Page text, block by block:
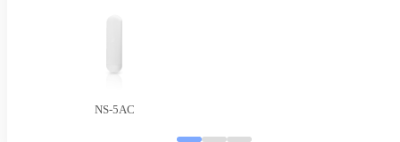
Наше сообщество существует уже много лет и мы гордимся тем, что предоставляем
Меню пользователя